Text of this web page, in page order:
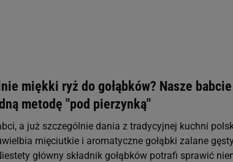
miękki ryż do gołąbków? Nasze babcie
metodę "pod pierzynką"
a już szczególnie dania z tradycyjnej kuchni
mięciutkie i aromatyczne gołąbki zalane
główny składnik gołąbków potrafi sprawić